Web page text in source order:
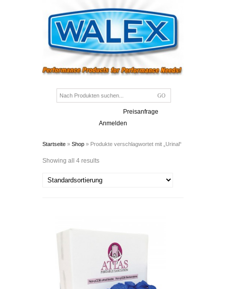
Preisanfrage
Anmelden
Startseite » Shop » Produkte verschlagwortet mit „Urinal“
Showing all 4 results